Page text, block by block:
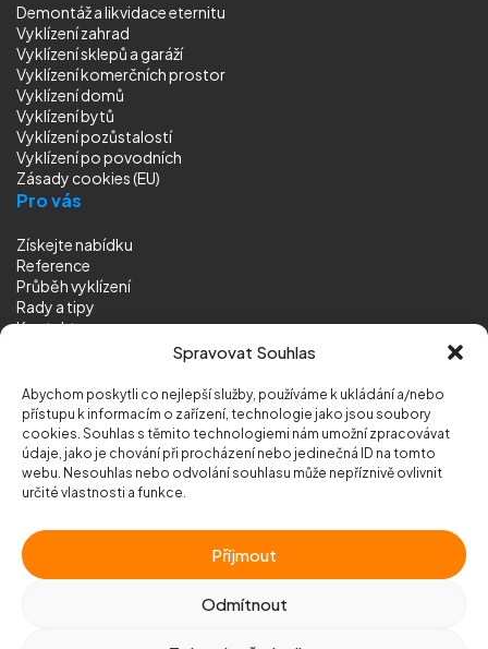
Spravovat Souhlas
Abychom poskytli co nejlepší služby, používáme k ukládání a/nebo
přístupu k informacím o zařízení, technologie jako jsou soubory
cookies. Souhlas s těmito technologiemi nám umožní zpracovávat
údaje, jako je chování při procházení nebo jedinečná ID na tomto
webu. Nesouhlas nebo odvolání souhlasu může nepříznivě ovlivnit
určité vlastnosti a funkce.
Příjmout
Odmítnout
Demontáž a likvidace eternitu
Vyklízení zahrad
Vyklízení sklepů a garáží
Vyklízení komerčních prostor
Vyklízení domů
Vyklízení bytů
Vyklízení pozůstalostí
Vyklízenípo povodních
Zásady cookies (EU)
Pro vás
Získejte nabídku
Reference
Průběh vyklízení
Rady a tipy
Kontakt
© 2026 Vyklizeni.cz (mapa stránek)
Chráněno služboureCAPTCHA